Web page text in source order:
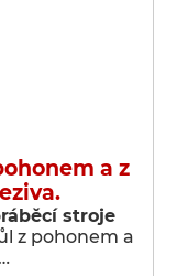
a z
stroje
z pohonem a